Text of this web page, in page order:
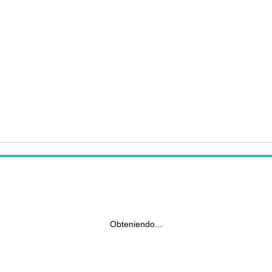
Obteniendo...